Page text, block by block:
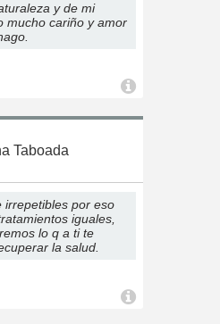
y de mi
mucho cariño y amor
Taboada
irrepetibles por eso
iguales,
lo q a ti te
la salud.